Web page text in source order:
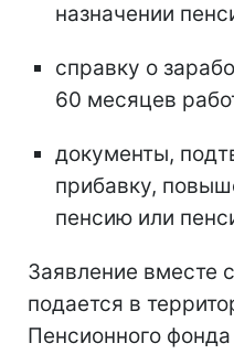
назначении
справку о
60 месяцев
документы,
прибавку,
пенсию или
Заявление вместе
подается в
Пенсионного